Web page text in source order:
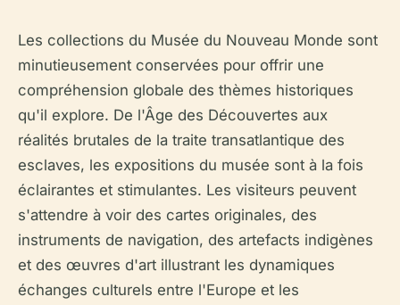
Les collections du Musée du Nouveau Monde sont
minutieusement conservées pour offrir une
compréhension globale des thèmes historiques
qu'il explore. De l'Âge des Découvertes aux
réalités brutales de la traite transatlantique des
esclaves, les expositions du musée sont à la fois
éclairantes et stimulantes. Les visiteurs peuvent
s'attendre à voir des cartes originales, des
instruments de navigation, des artefacts indigènes
et des œuvres d'art illustrant les dynamiques
échanges culturels entre l'Europe et les